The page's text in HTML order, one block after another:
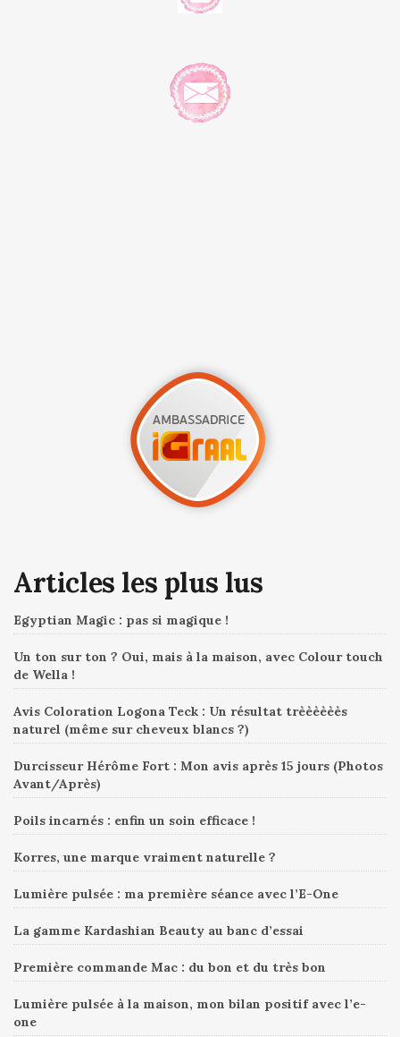
Articles les plus lus
Egyptian Magic : pas si magique !
Un ton sur ton ? Oui, mais à la maison, avec Colour touch
de Wella !
Avis Coloration Logona Teck : Un résultat trèèèèèès
naturel (même sur cheveux blancs ?)
Durcisseur Hérôme Fort : Mon avis après 15 jours (Photos
Avant/Après)
Poils incarnés : enfin un soin efficace !
Korres, une marque vraiment naturelle ?
Lumière pulsée : ma première séance avec l’E-One
La gamme Kardashian Beauty au banc d’essai
Première commande Mac : du bon et du très bon
Lumière pulsée à la maison, mon bilan positif avec l’e-
one